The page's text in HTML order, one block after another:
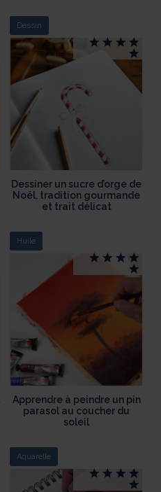
Dessin
Dessiner un sucre d’orge de
Noël, tradition gourmande
et trait délicat
Huile
Apprendre à peindre un pin
parasol au coucher du
soleil
Aquarelle